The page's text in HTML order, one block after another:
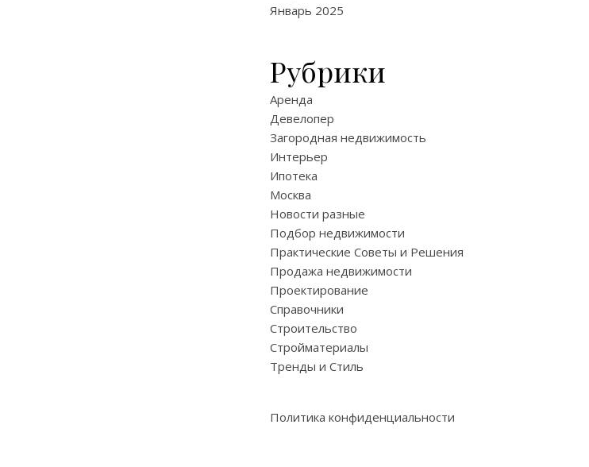
Январь 2025
Рубрики
Аренда
Девелопер
Загородная недвижимость
Интерьер
Ипотека
Москва
Новости разные
Подбор недвижимости
Практические Советы и Решения
Продажа недвижимости
Проектирование
Справочники
Строительство
Стройматериалы
Тренды и Стиль
Политика конфиденциальности